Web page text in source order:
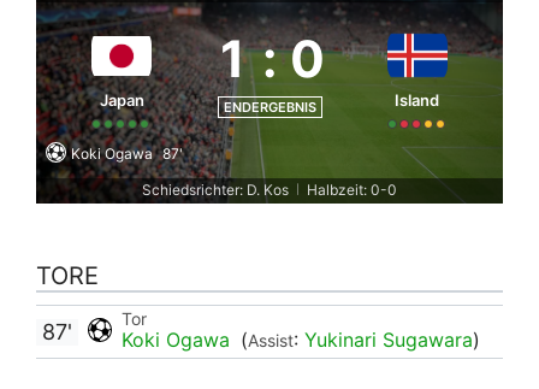
Japan
1 :0
ENDERGEBNIS Island
Koki Ogawa 87'
Schiedsrichter: D. Kos
Halbzeit: 0-0
TORE
Tor
Koki Ogawa (Assist: Yukinari Sugawara)
87'